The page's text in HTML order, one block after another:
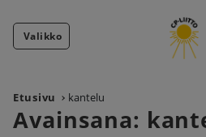
Valikko
Etusivu kantelu
Avainsana: